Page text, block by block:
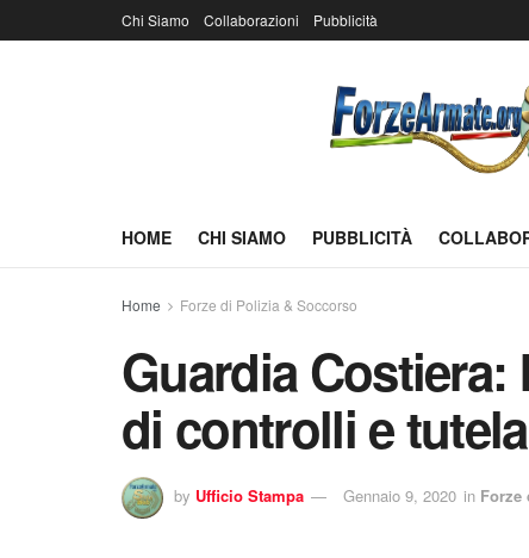
Chi Siamo Collaborazioni Pubblicità
HOME CHI SIAMO PUBBLICITÀ
Home Forze di Polizia & Soccorso
Guardia
di controlli e
by Ufficio Stampa Gennaio 9, 2020 in Forze